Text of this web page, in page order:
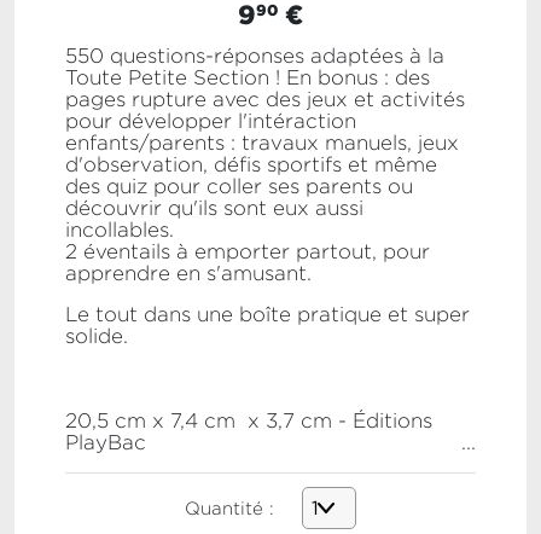
990 €
550 questions-réponses adaptées à la
Toute Petite Section ! En bonus : des
pages rupture avec des jeux et activités
pour développer l'intéraction
enfants/parents : travaux manuels, jeux
d'observation, défis sportifs et même
des quiz pour coller ses parents ou
découvrir qu'ils sont eux aussi
incollables.
2 éventails à emporter partout, pour
apprendre en s'amusant.
Le tout dans une boîte pratique et super
solide.
20,5 cm x 7,4 cm x 3,7 cm - Éditions
PlayBac
...
Quantité :